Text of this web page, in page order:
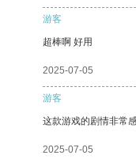
游客
超棒啊 好用
2025-07-05
游客
这款游戏的剧情非常
2025-07-05